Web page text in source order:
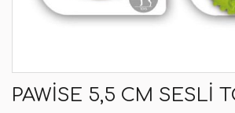
PAWISE 5,5 CM SESLI